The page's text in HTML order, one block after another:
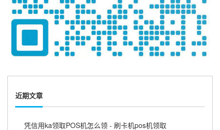
近期文章
凭信用ka领取POS机怎么领 - 刷卡机pos机领取